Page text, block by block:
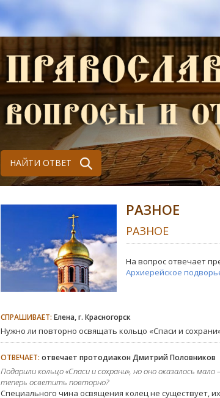
НАЙТИ ОТВЕТ
РАЗНОЕ
РАЗНОЕ
На вопрос отвечает
Архиерейское
СПРАШИВАЕТ: Елена, г. Красногорск
Нужно ли повторно освящать кольцо «Спаси и
ОТВЕЧАЕТ: отвечает протодиакон Дмитрий Половников
Подарили кольцо «Спаси и сохрани», но оно оказалось
теперь осветить повторно?
Специального чина освящения колец не существует,